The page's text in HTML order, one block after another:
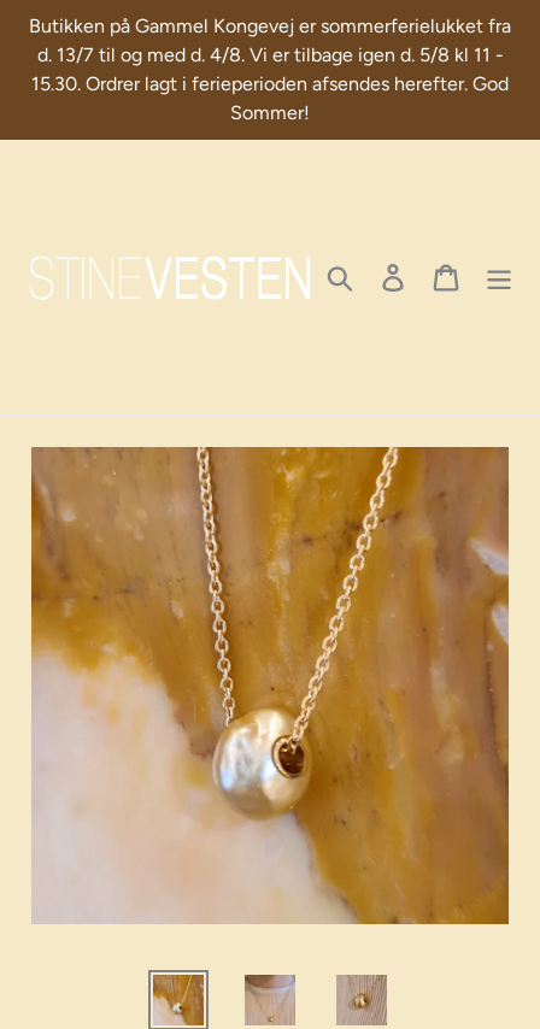
Skip
content
Butikken på Gammel Kongevej er sommerferielukket fra
d. 13/7 til og med d. 4/8. Vi er tilbage igen d. 5/8 kl 11 -
15.30. Ordrer lagt i ferieperioden afsendes herefter. God
Sommer!
Search Log in Cart